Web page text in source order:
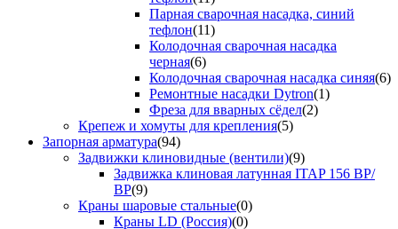
Парная сварочная насадка, синий
тефлон(11)
Колодочная сварочная насадка
черная(6)
Колодочная сварочная насадка синяя(6)
Ремонтные насадки Dytron(1)
Фреза для вварных сёдел(2)
Крепеж и хомуты для крепления(5)
Запорная арматура(94)
Задвижки клиновидные (вентили)(9)
Задвижка клиновая латунная ITAP 156 ВР/
ВР(9)
Краны шаровые стальные(0)
Краны LD (Россия)(0)